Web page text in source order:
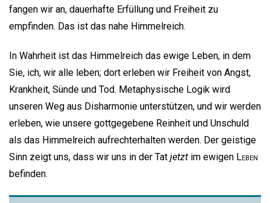
fangen wir an, dauerhafte Erfüllung und Freiheit zu
empfinden. Das ist das nahe Himmelreich.
In Wahrheit ist das Himmelreich das ewige Leben, in dem
Sie, ich, wir alle leben; dort erleben wir Freiheit von Angst,
Krankheit, Sünde und Tod. Metaphysische Logik wird
unseren Weg aus Disharmonie unterstützen, und wir werden
erleben, wie unsere gottgegebene Reinheit und Unschuld
als das Himmelreich aufrechterhalten werden. Der geistige
Sinn zeigt uns, dass wir uns in der Tat jetzt im ewigen Leben
befinden.